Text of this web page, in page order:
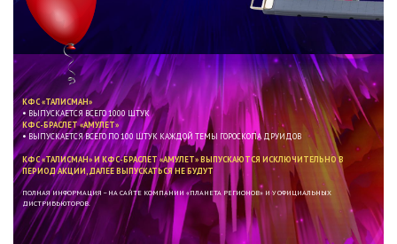
КФС «ТАЛИСМАН»
• ВЫПУСКАЕТСЯ ВСЕГО 1000 ШТУК
КФС-БРАСЛЕТ «АМУЛЕТ»
• ВЫПУСКАЕТСЯ ВСЕГО ПО 100 ШТУК КАЖДОЙ ТЕМЫ ГОРОСКОПА ДРУИДОВ
КФС «ТАЛИСМАН» И КФС-БРАСЛЕТ «АМУЛЕТ» ВЫПУСКАЮТСЯ ИСКЛЮЧИТЕЛЬНО В
ПЕРИОД АКЦИИ, ДАЛЕЕ ВЫПУСКАТЬСЯ НЕ БУДУТ
ПОЛНАЯ ИНФОРМАЦИЯ – НА САЙТЕ КОМПАНИИ «ПЛАНЕТА РЕГИОНОВ» И У ОФИЦИАЛЬНЫХ
ДИСТРИБЬЮТОРОВ.